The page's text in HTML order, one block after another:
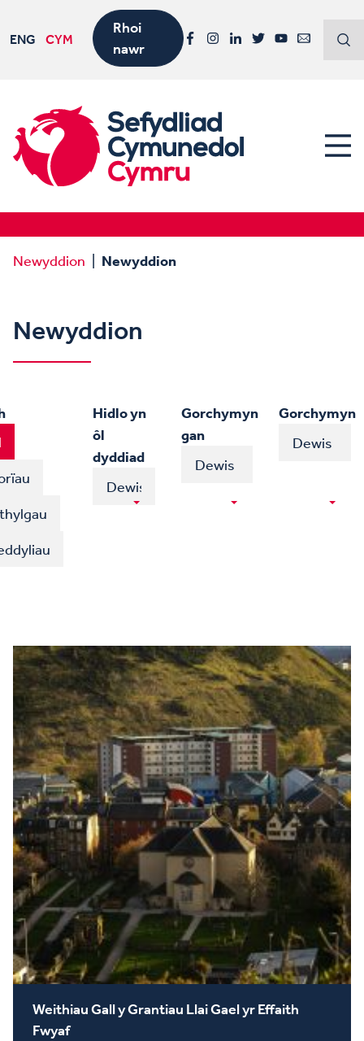
ENG CYM
Rhoi
nawr
Newyddion Newyddion
Newyddion
Hidlo yn
ôl
dyddiad
Gorchymyn
gan
Gorchymyn
Weithiau Gall y Grantiau Llai Gael yr Effaith
Fwyaf